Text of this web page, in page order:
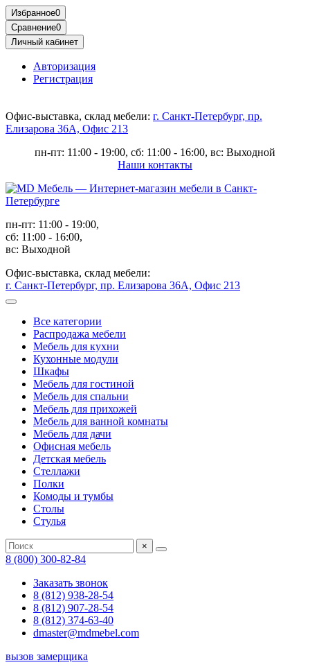
Избранное0
Сравнение0
Личный кабинет
Авторизация
Регистрация
Офис-выставка, склад мебели: г. Санкт-Петербург, пр.
Елизарова 36А, Офис 213
пн-пт: 11:00 - 19:00, сб: 11:00 - 16:00, вс: Выходной
Наши контакты
пн-пт: 11:00 - 19:00,
сб: 11:00 - 16:00,
вс: Выходной
Офис-выставка, склад мебели:
г. Санкт-Петербург, пр. Елизарова 36А, Офис 213
Все категории
Распродажа мебели
Мебель для кухни
Кухонные модули
Шкафы
Мебель для гостиной
Мебель для спальни
Мебель для прихожей
Мебель для ванной комнаты
Мебель для дачи
Офисная мебель
Детская мебель
Стеллажи
Полки
Комоды и тумбы
Столы
Стулья
×
8 (800) 300-82-84
Заказать звонок
8 (812) 938-28-54
8 (812) 907-28-54
8 (812) 374-63-40
dmaster@mdmebel.com
вызов замерщика